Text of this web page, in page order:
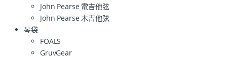
John Pearse 電吉他弦
John Pearse 木吉他弦
琴袋
FOALS
GruvGear